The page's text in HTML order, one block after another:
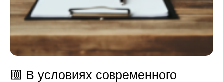
🟨 В условиях современного